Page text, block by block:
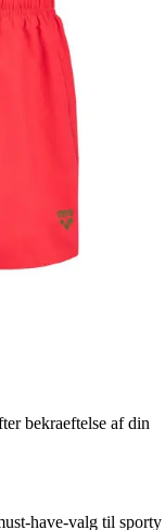
bekraeftelse af din
have-valg til sporty